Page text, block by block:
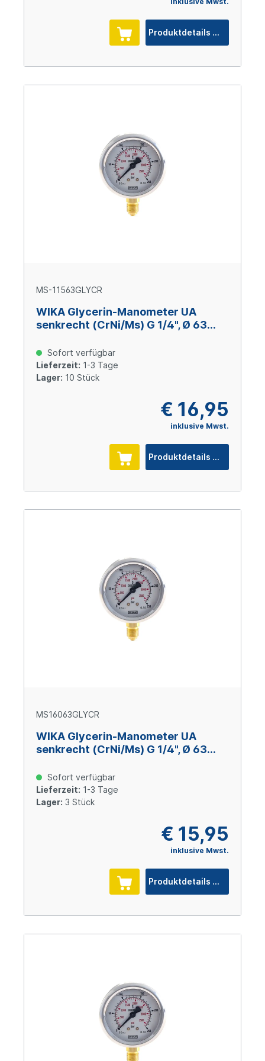
Produktdetails
MS-11563GLYCR
WIKA Glycerin-Manometer UA
senkrecht (CrNi/Ms) G 1/4", Ø 63
Sofort verfügbar
Lieferzeit: 1-3 Tage
Lager: 10 Stück
€ 16,95
inklusive Mwst.
Produktdetails
MS16063GLYCR
WIKA Glycerin-Manometer UA
senkrecht (CrNi/Ms) G 1/4", Ø 63
Sofort verfügbar
Lieferzeit: 1-3 Tage
Lager: 3 Stück
€ 15,95
inklusive Mwst.
Produktdetails